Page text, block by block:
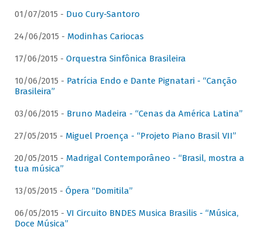
01/07/2015 - Duo Cury-Santoro
24/06/2015 - Modinhas Cariocas
17/06/2015 - Orquestra Sinfônica Brasileira
10/06/2015 - Patrícia Endo e Dante Pignatari - “Canção
Brasileira”
03/06/2015 - Bruno Madeira - “Cenas da América Latina”
27/05/2015 - Miguel Proença - “Projeto Piano Brasil VII”
20/05/2015 - Madrigal Contemporâneo - “Brasil, mostra a
tua música”
13/05/2015 - Ópera “Domitila”
06/05/2015 - VI Circuito BNDES Musica Brasilis - “Música,
Doce Música”